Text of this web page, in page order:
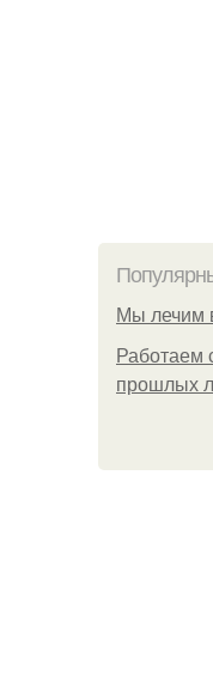
Мы лечим
Работаем
прошлых